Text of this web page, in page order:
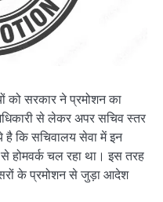
को सरकार ने प्रमोशन का
से लेकर अपर सचिव स्तर
है कि सचिवालय सेवा में इन
होमवर्क चल रहा था। इस तरह
के प्रमोशन से जुड़ा आदेश